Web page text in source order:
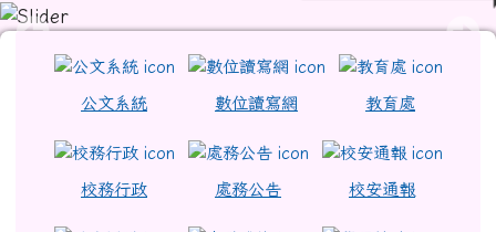
公文系統 數位讀寫網 教育處
校務行政 處務公告 校安通報
頁尾區域